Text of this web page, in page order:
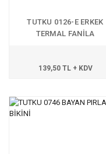
TUTKU 0126-E ERKEK
TERMAL FANİLA
139,50 TL + KDV